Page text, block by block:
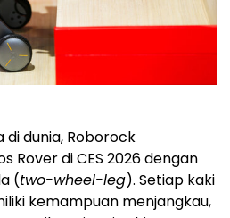
dunia, Roborock
Rover di CES 2026 dengan
(two-wheel-leg). Setiap kaki
kemampuan menjangkau,